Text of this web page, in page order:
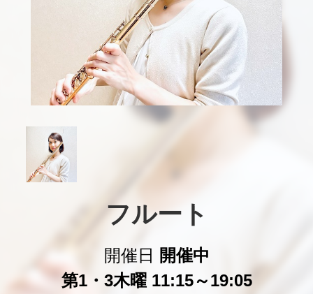
フルート
開催日
開催中
第1・3木曜 11:15～19:05